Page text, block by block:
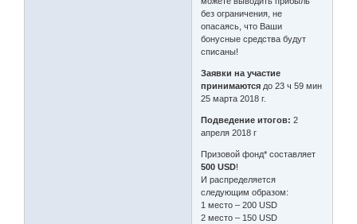
без ограничения, не
опасаясь, что Ваши
бонусные средства будут
списаны!
Заявки на участие
принимаются до 23 ч 59 мин
25 марта 2018 г.
Подведение итогов: 2
апреля 2018 г
Призовой фонд* составляет
500 USD!
И распределяется
следующим образом:
1 место – 200 USD
2 место – 150 USD